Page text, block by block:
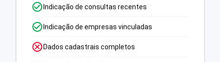
Indicação de consultas recentes
Indicação de empresas vinculadas
Dados cadastrais completos